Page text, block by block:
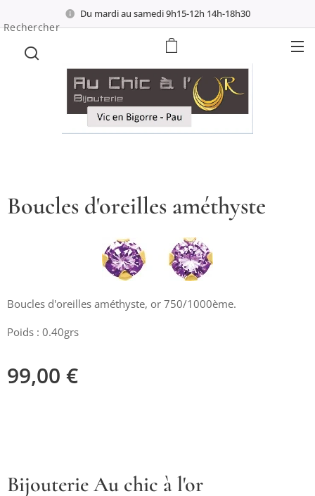
Du mardi au samedi 9h15-12h 14h-18h30
Rechercher
Boucles d'oreilles améthyste
Boucles d'oreilles améthyste, or 750/1000ème.
Poids : 0.40grs
99,00 €
Bijouterie Au chic à l'or